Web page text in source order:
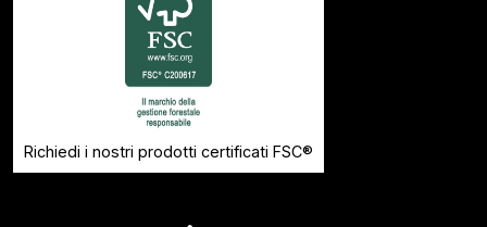
Richiedi i nostri prodotti certificati FSC®